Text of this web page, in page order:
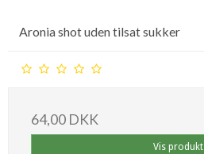
Aronia shot uden tilsat sukker
64,00 DKK
Vis produkt